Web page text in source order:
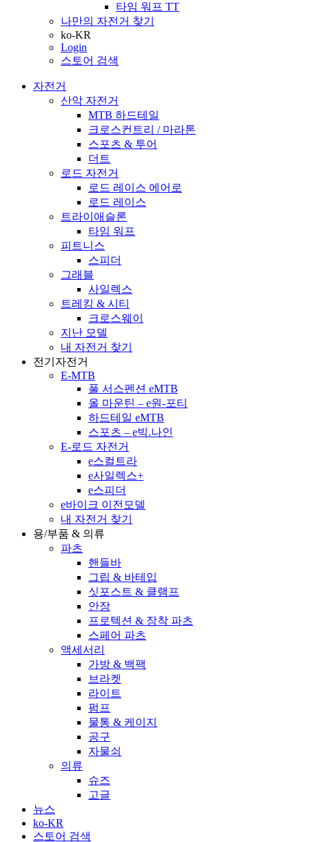
타임 워프 TT
나만의 자전거 찾기
ko-KR
Login
스토어 검색
자전거
산악 자전거
MTB 하드테일
크로스컨트리 / 마라톤
스포츠 & 투어
더트
로드 자전거
로드 레이스 에어로
로드 레이스
트라이애슬론
타임 워프
피트니스
스피더
그래블
사일렉스
트레킹 & 시티
크로스웨이
지난 모델
내 자전거 찾기
전기자전거
E-MTB
풀 서스펜션 eMTB
올 마운틴 – e원-포티
하드테일 eMTB
스포츠 – e빅.나인
E-로드 자전거
e스컬트라
e사일렉스+
e스피더
e바이크 이전모델
내 자전거 찾기
용/부품 & 의류
파츠
핸들바
그립 & 바테입
싯포스트 & 클램프
안장
프로텍션 & 장착 파츠
스페어 파츠
액세서리
가방 & 백팩
브라켓
라이트
펌프
물통 & 케이지
공구
자물쇠
의류
슈즈
고글
뉴스
ko-KR
스토어 검색